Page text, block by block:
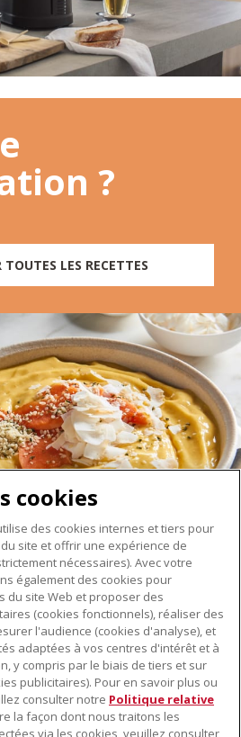
?
TOUTES LES RECETTES
cookies
des cookies internes et tiers pour
site et offrir une expérience de
nécessaires). Avec votre
également des cookies pour
du site Web et proposer des
(cookies fonctionnels), réaliser des
l'audience (cookies d'analyse), et
adaptées à vos centres d'intérêt et à
y compris par le biais de tiers et sur
publicitaires). Pour en savoir plus ou
consulter notre Politique relative
la façon dont nous traitons les